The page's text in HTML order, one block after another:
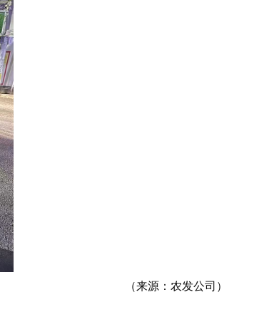
（来源：农发公司）